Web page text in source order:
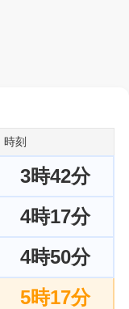
時刻
3時42分
4時17分
4時50分
5時17分